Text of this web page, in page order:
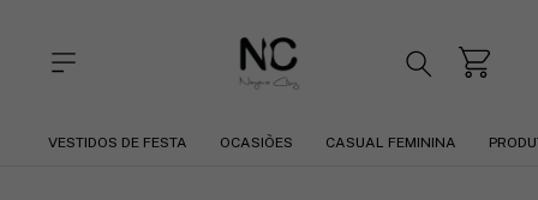
VESTIDOS DE FESTA OCASIÕES CASUAL FEMININA